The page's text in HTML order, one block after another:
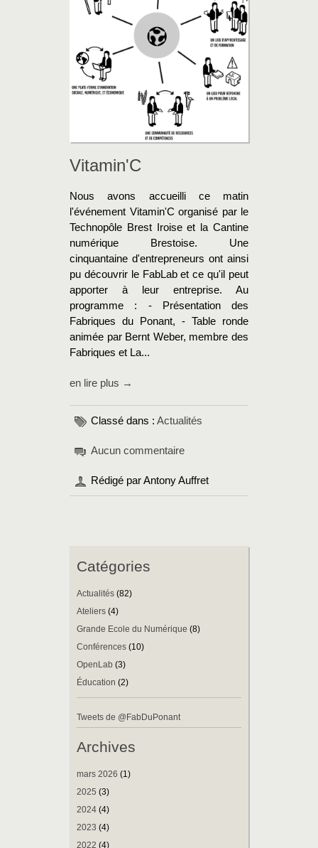
Vitamin'C
Nous avons accueilli ce matin
l'événement Vitamin'C organisé par le
Technopôle Brest Iroise et la Cantine
numérique Brestoise. Une
cinquantaine d'entrepreneurs ont ainsi
pu découvrir le FabLab et ce qu'il peut
apporter à leur entreprise. Au
programme : - Présentation des
Fabriques du Ponant, - Table ronde
animée par Bernt Weber, membre des
Fabriques et La...
en lire plus →
Classé dans : Actualités
Aucun commentaire
Rédigé par Antony Auffret
Catégories
Actualités (82)
Ateliers (4)
Grande Ecole du Numérique (8)
Conférences (10)
OpenLab (3)
Éducation (2)
Tweets de @FabDuPonant
Archives
mars 2026 (1)
2025 (3)
2024 (4)
2023 (4)
2022 (4)